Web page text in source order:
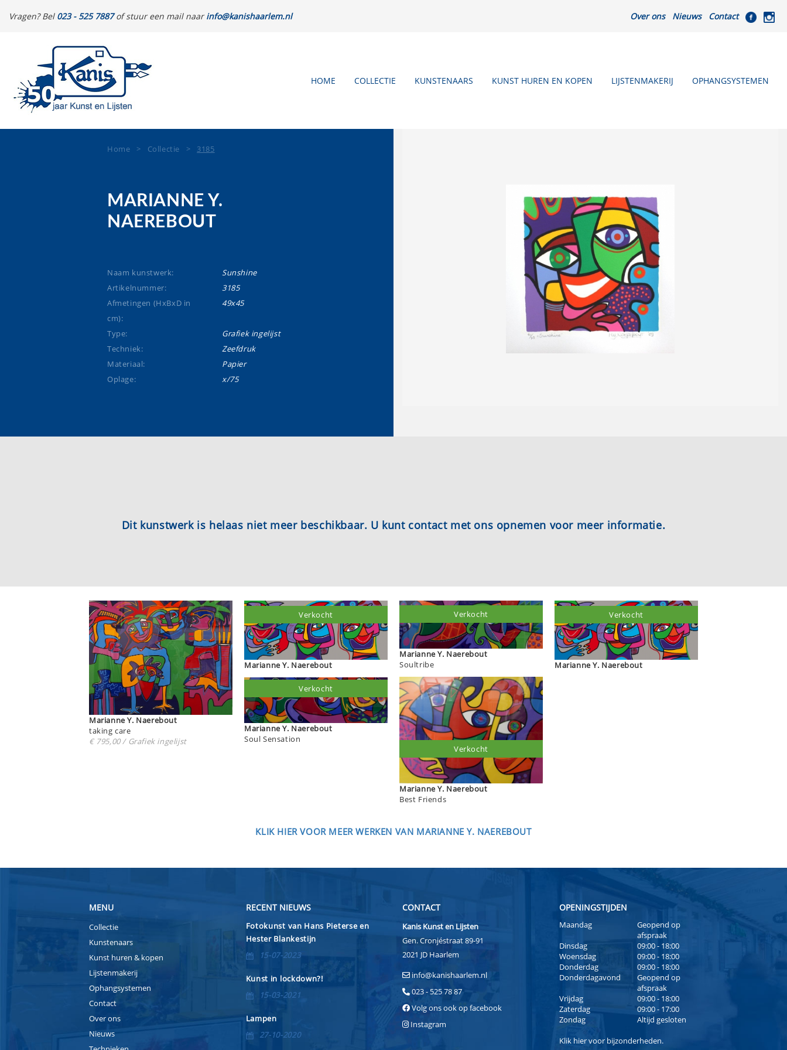
Vragen? Bel 023 - 525 7887of stuur een mail naarinfo@kanishaarlem.nl Over ons Nieuws Contact
HOME COLLECTIE KUNSTENAARS KUNST HUREN EN KOPEN LIJSTENMAKERIJ OPHANGSYSTEMEN
Home > Collectie > 3185
MARIANNE Y.
NAEREBOUT
Naam kunstwerk:
Sunshine
Artikelnummer:
3185
Afmetingen (HxBxD in
cm):
49x45
Type:
Grafiek ingelijst
Techniek:
Zeefdruk
Materiaal:
Papier
Oplage:
x/75
Dit kunstwerk is helaas niet meer beschikbaar. U kunt contact met ons opnemen voor meer informatie.
Marianne Y. Naerebout
taking care
€ 795,00 / Grafiek ingelijst
Marianne Y. Naerebout
Verkocht
Marianne Y. Naerebout
Soul Sensation
Verkocht
Marianne Y. Naerebout
Soultribe
Verkocht
Marianne Y. Naerebout
Best Friends
Verkocht
Marianne Y. Naerebout
Verkocht
KLIK HIER VOOR MEER WERKEN VAN MARIANNE Y. NAEREBOUT
MENU
Collectie
Kunstenaars
Kunst huren & kopen
Lijstenmakerij
Ophangsystemen
Contact
Over ons
Nieuws
RECENT NIEUWS
Fotokunst van Hans Pieterse en
Hester Blankestijn
15-07-2023
Kunst in lockdown?!
15-03-2021
Lampen
27-10-2020
CONTACT
Kanis Kunst en Lijsten
Gen. Cronjéstraat 89-91
2021 JD Haarlem
info@kanishaarlem.nl
023 - 525 78 87
Volg ons ook op facebook
Instagram
OPENINGSTIJDEN
Maandag
Geopend op
afspraak
Dinsdag
09:00 - 18:00
Woensdag
09:00 - 18:00
Donderdag
09:00 - 18:00
Donderdagavond
Geopend op
afspraak
Vrijdag
09:00 - 18:00
Zaterdag
09:00 - 17:00
Zondag
Altijd gesloten
Klik hiervoor bijzonderheden.